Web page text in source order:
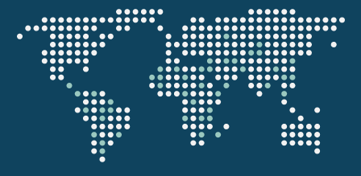
Öffnet
die
Projektkarte